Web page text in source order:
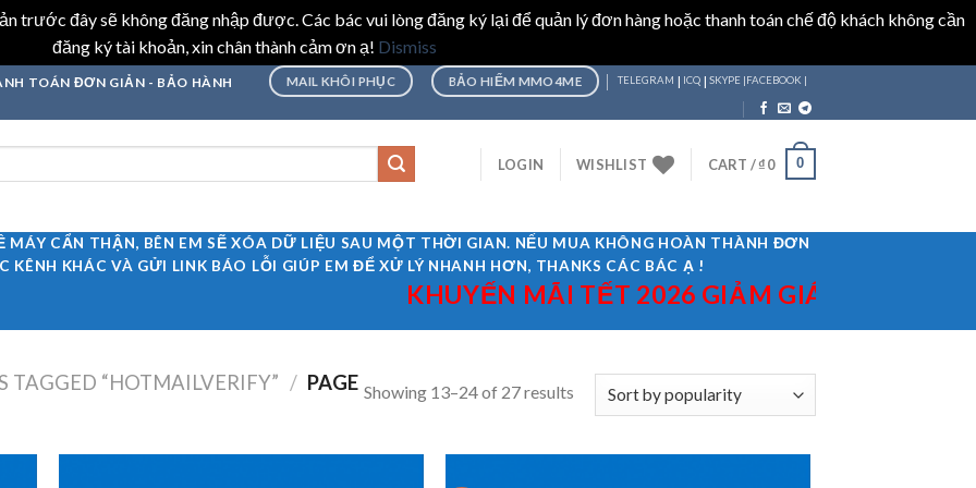
trước đây sẽ không đăng nhập được. Các bác vui lòng đăng ký lại để quản lý đơn hàng hoặc thanh toán chế độ khách không cần
đăng ký tài khoản, xin chân thành cảm ơn ạ! Dismiss
TOÁN ĐƠN GIẢN - BẢO HÀNH
MAIL KHÔI PHỤC BẢO HIỂM MMO4ME TELEGRAM | ICQ| SKYPE |FACEBOOK |
LOGIN WISHLIST CART /₫0 0
MÁY CẨN THẬN, BÊN EM SẼ XÓA DỮ LIỆU SAU MỘT THỜI GIAN. NẾU MUA KHÔNG HOÀN THÀNH ĐƠN
KÊNH KHÁC VÀ GỬI LINK BÁO LỖI GIÚP EM ĐỂ XỬ LÝ NHANH HƠN, THANKS CÁC BÁC Ạ !
KHUYẾN MÃI TẾT 2026 GIẢM GIÁ 10% ÁP DỤNG
TAGGED “HOTMAILVERIFY” / PAGE Showing 13–24 of 27 results